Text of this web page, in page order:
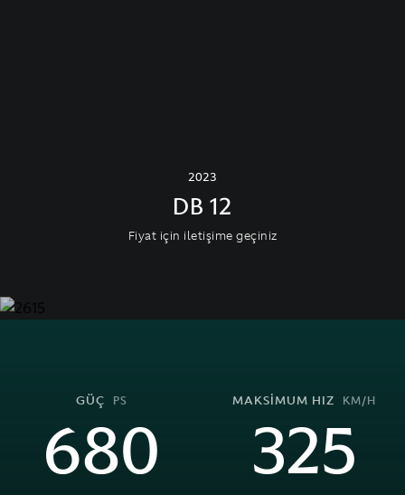
2023
DB 12
Fiyat için iletişime geçiniz
GÜÇ PS
680
MAKSİMUM HIZ KM/H
325